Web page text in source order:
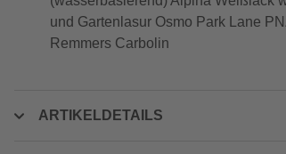
und Gartenlasur Osmo Park Lane
Remmers Carbolin
ARTIKELDETAILS